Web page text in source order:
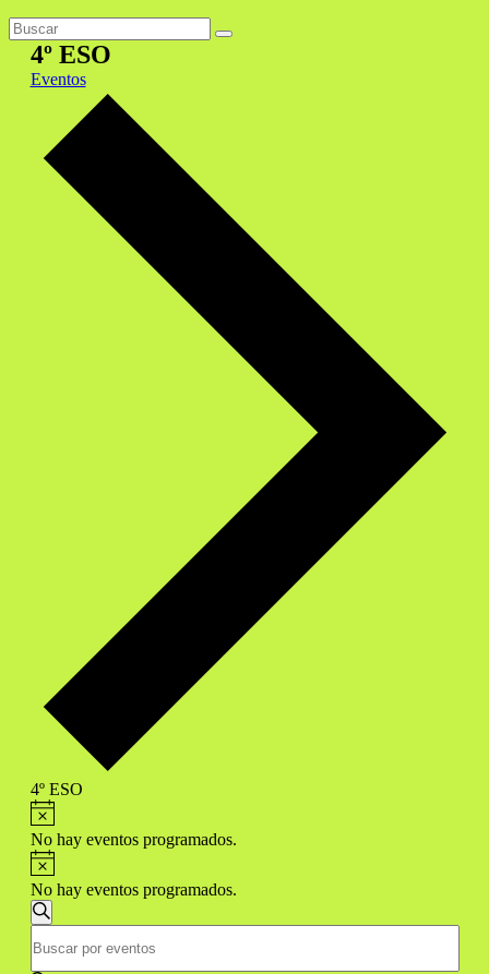
4º ESO
Eventos
4º ESO
Eventos
en
8
agosto,
2026
Aviso
No hay eventos programados.
Aviso
No hay eventos programados.
Navegación
de
Buscar
la